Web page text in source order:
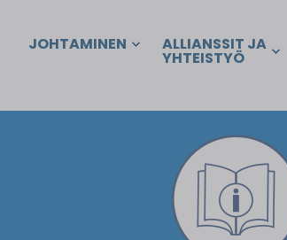
JOHTAMINEN ALLIANSSIT JA
YHTEISTYÖ